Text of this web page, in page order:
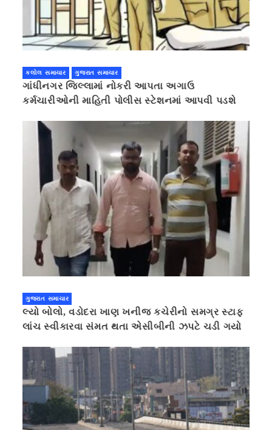
કલોલ સમાચાર ગુજરાત સમાચાર
ગાંધીનગર જિલ્લામાં નોકરી આપતા અગાઉ
કર્મચારીઓની માહિતી પોલીસ સ્ટેશનમાં આપવી પડશે
ગુજરાત સમાચાર
લ્યો બોલો, વડોદરા ખાણ ખનીજ કચેરીનો સમગ્ર સ્ટાફ
લાંચ સ્વીકારવા સંમત થતા એસીબીની ઝપટે ચડી ગયો